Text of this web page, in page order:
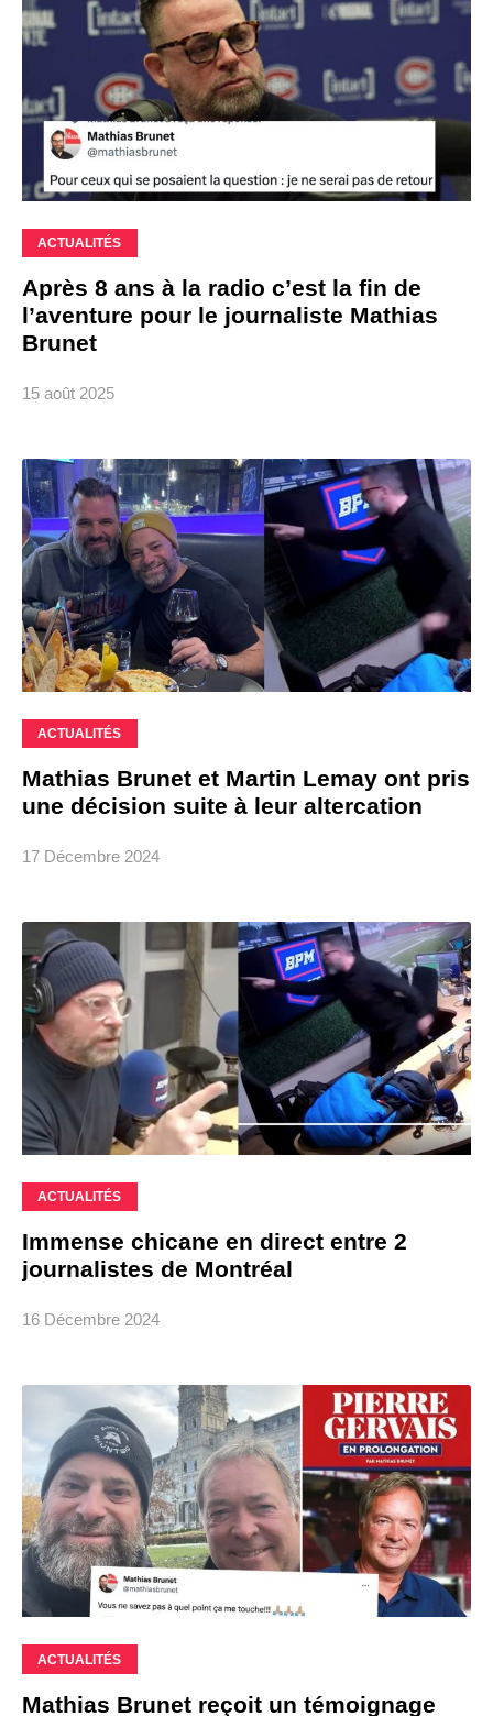
ACTUALITÉS
Après 8 ans à la radio c’est la fin de
l’aventure pour le journaliste Mathias
Brunet
15 août 2025
ACTUALITÉS
Mathias Brunet et Martin Lemay ont pris
une décision suite à leur altercation
17 Décembre 2024
ACTUALITÉS
Immense chicane en direct entre 2
journalistes de Montréal
16 Décembre 2024
ACTUALITÉS
Mathias Brunet reçoit un témoignage